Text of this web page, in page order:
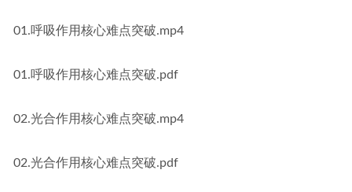
01.呼吸作用核心难点突破.mp4
01.呼吸作用核心难点突破.pdf
02.光合作用核心难点突破.mp4
02.光合作用核心难点突破.pdf